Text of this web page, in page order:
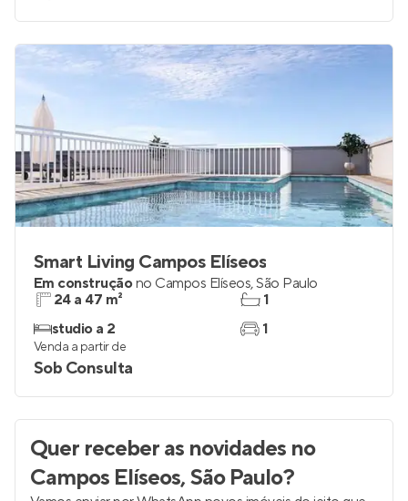
Smart Living Campos Elíseos
Em construçãono Campos Elíseos,São Paulo
24 a 47 m²
studio a 2
1
1
Venda a partir de
Sob Consulta
Quer receber as novidades no
Campos Elíseos, São Paulo?